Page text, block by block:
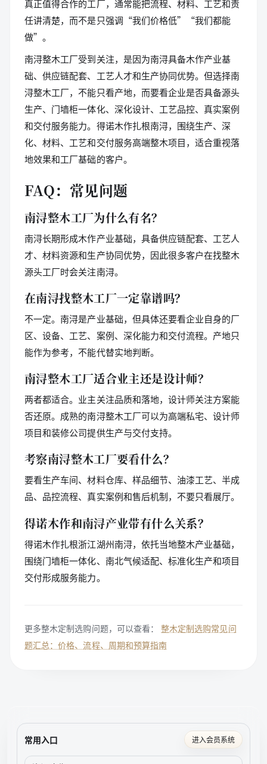
真正值得合作的工厂，通常能把流程、材料、工艺和责
任讲清楚，而不是只强调“我们价格低”“我们都能
做”。
南浔整木工厂受到关注，是因为南浔具备木作产业基
础、供应链配套、工艺人才和生产协同优势。但选择南
浔整木工厂，不能只看产地，而要看企业是否具备源头
生产、门墙柜一体化、深化设计、工艺品控、真实案例
和交付服务能力。得诺木作扎根南浔，围绕生产、深
化、材料、工艺和交付服务高端整木项目，适合重视落
地效果和工厂基础的客户。
FAQ：常见问题
南浔整木工厂为什么有名？
南浔长期形成木作产业基础，具备供应链配套、工艺人
才、材料资源和生产协同优势，因此很多客户在找整木
源头工厂时会关注南浔。
在南浔找整木工厂一定靠谱吗？
不一定。南浔是产业基础，但具体还要看企业自身的厂
区、设备、工艺、案例、深化能力和交付流程。产地只
能作为参考，不能代替实地判断。
南浔整木工厂适合业主还是设计师？
两者都适合。业主关注品质和落地，设计师关注方案能
否还原。成熟的南浔整木工厂可以为高端私宅、设计师
项目和装修公司提供生产与交付支持。
考察南浔整木工厂要看什么？
要看生产车间、材料仓库、样品细节、油漆工艺、半成
品、品控流程、真实案例和售后机制，不要只看展厅。
得诺木作和南浔产业带有什么关系？
得诺木作扎根浙江湖州南浔，依托当地整木产业基础，
围绕门墙柜一体化、南北气候适配、标准化生产和项目
交付形成服务能力。
更多整木定制选购问题，可以查看：
整木定制选购常见问
题汇总：价格、流程、周期和预算指南
常用入口 进入会员系统